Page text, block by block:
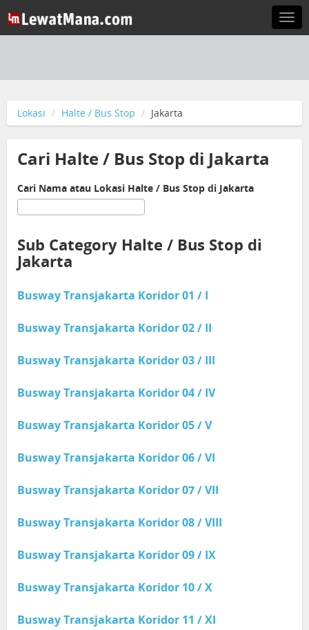
Lokasi Halte / Bus Stop Jakarta
Cari Halte / Bus Stop di Jakarta
Cari Nama atau Lokasi Halte / Bus Stop di Jakarta
Sub Category Halte / Bus Stop di
Jakarta
Busway Transjakarta Koridor 01 / I
Busway Transjakarta Koridor 02 / II
Busway Transjakarta Koridor 03 / III
Busway Transjakarta Koridor 04 / IV
Busway Transjakarta Koridor 05 / V
Busway Transjakarta Koridor 06 / VI
Busway Transjakarta Koridor 07 / VII
Busway Transjakarta Koridor 08 / VIII
Busway Transjakarta Koridor 09 / IX
Busway Transjakarta Koridor 10 / X
Busway Transjakarta Koridor 11 / XI